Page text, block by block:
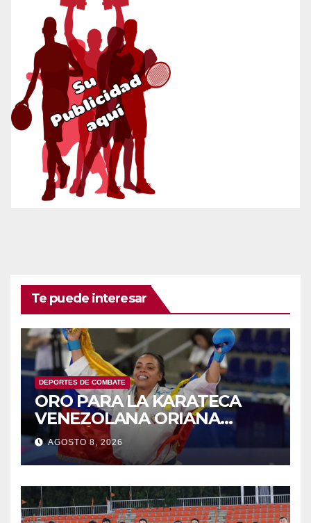
Te puede interesar
DEPORTES DE COMBATE
ORO PARA LA KARATECA
VENEZOLANA ORIANA
RODRÍGUEZ
AGOSTO 8, 2026